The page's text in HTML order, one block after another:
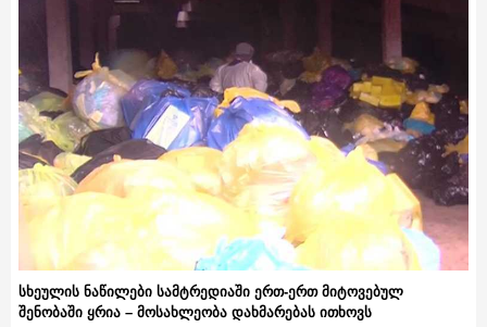
სხეულის ნაწილები სამტრედიაში ერთ-ერთ მიტოვებულ
შენობაში ყრია – მოსახლეობა დახმარებას ითხოვს